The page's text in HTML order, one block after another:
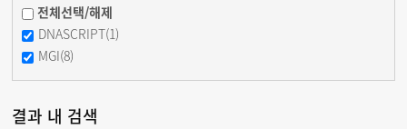
전체선택/해제
DNASCRIPT(1)
MGI(8)
결과 내 검색